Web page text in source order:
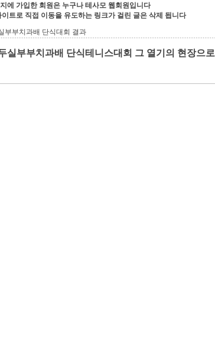
에 가입한 회원은 누구나 테사모 웹회원입니다
트로 직접 이동을 유도하는 링크가 걸린 글은 삭제 됩니다
부부치과배 단식대회 결과
실부부치과배 단식테니스대회 그 열기의 현장으로